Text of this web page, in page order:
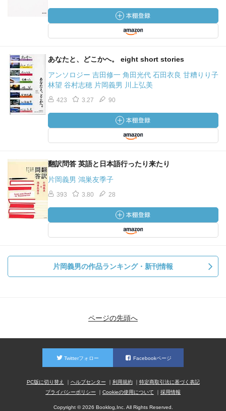
あなたと、どこかへ。 eight short stories
アンソロジー 吉田修一 角田光代 石田衣良 甘糟りり子
林望 谷村志穂 片岡義男 川上弘美
423 3.27 90
翻訳問答 英語と日本語行ったり来たり
片岡義男 鴻巣友季子
393 3.80 28
片岡義男の作品ランキング・新刊情報
ページの先頭へ
Twitterフォロー Facebookページ
PC版に切り替え ヘルプセンター 利用規約
特定商取引法に基づく表記
プライバシーポリシー
Cookieの使用について 採用情報
Copyright © 2026 Booklog,Inc. All Rights Reserved.